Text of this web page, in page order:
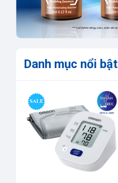
Danh mục nổi bật